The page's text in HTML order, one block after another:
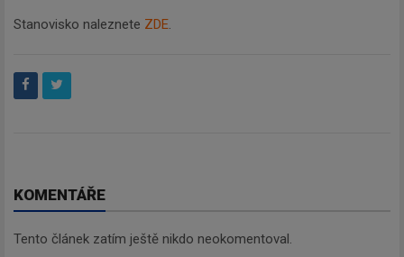
Stanovisko naleznete ZDE.
KOMENTÁŘE
Tento článek zatím ještě nikdo neokomentoval.